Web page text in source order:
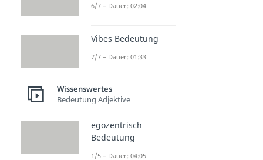
6/7 – Dauer: 02:04
Vibes Bedeutung
7/7 – Dauer: 01:33
Wissenswertes
Bedeutung Adjektive
egozentrisch
Bedeutung
1/5 – Dauer: 04:05